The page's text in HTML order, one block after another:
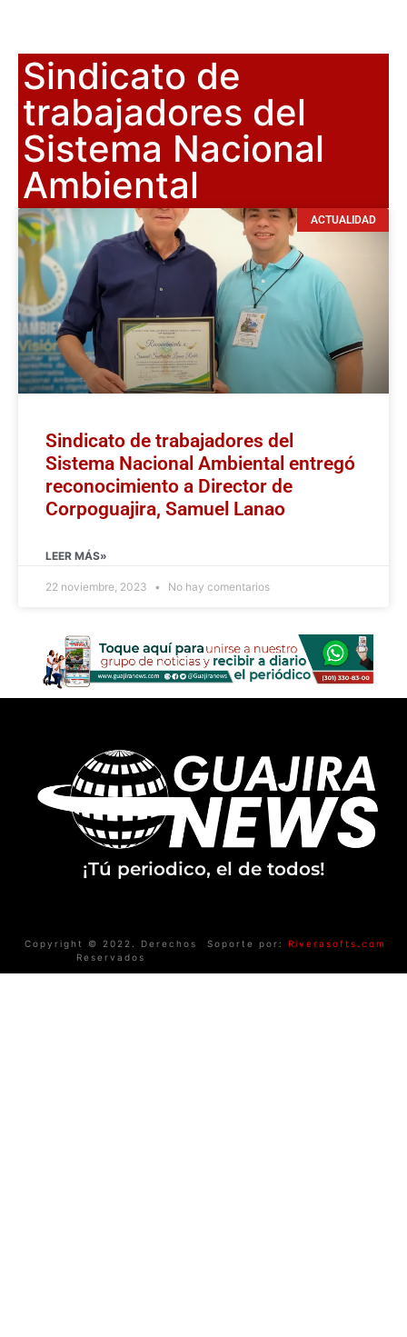
Sindicato de
trabajadores del
Sistema Nacional
Ambiental
ACTUALIDAD
Sindicato de trabajadores del
Sistema Nacional Ambiental entregó
reconocimiento a Director de
Corpoguajira, Samuel Lanao
LEER MÁS»
22 noviembre, 2023 No hay comentarios
¡Tú periodico, el de todos!
Copyright © 2022. Derechos
Reservados
Soporte por: Riverasofts.com